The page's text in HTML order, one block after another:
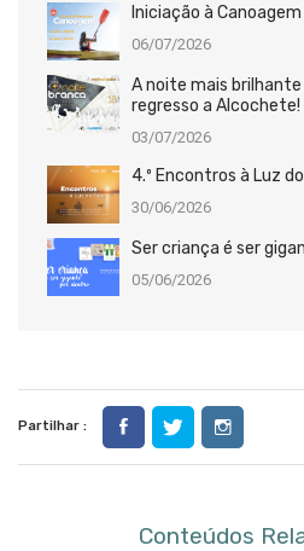
Iniciação à Canoagem
06/07/2026
A noite mais
regresso a Alcochete!
03/07/2026
4.º Encontros à Luz
30/06/2026
Ser criança é ser
05/06/2026
Partilhar :
Conteúdos